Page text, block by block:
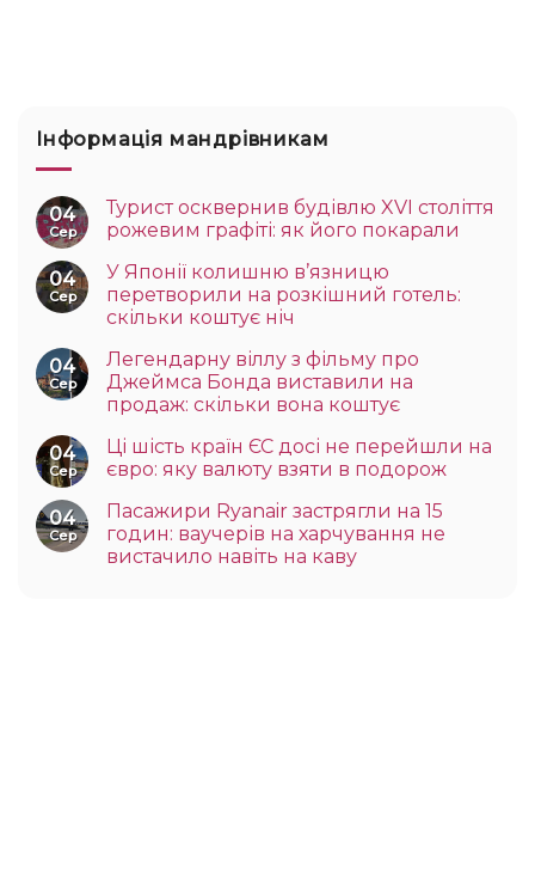
Інформація мандрівникам
04
Сер
Турист осквернив будівлю XVI століття
рожевим графіті: як його покарали
04
Сер
У Японії колишню в’язницю
перетворили на розкішний готель:
скільки коштує ніч
04
Сер
Легендарну віллу з фільму про
Джеймса Бонда виставили на
продаж: скільки вона коштує
04
Сер
Ці шість країн ЄС досі не перейшли на
євро: яку валюту взяти в подорож
04
Сер
Пасажири Ryanair застрягли на 15
годин: ваучерів на харчування не
вистачило навіть на каву